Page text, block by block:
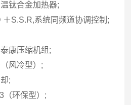
钛合金加热器;
＋S.S.R,系统同频道协调控制;
康压缩机组;
风冷型）;
;
（环保型）;